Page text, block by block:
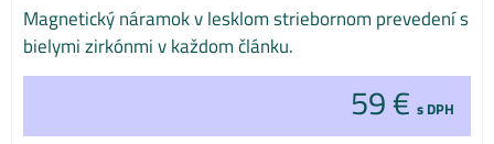
Magnetický náramok v lesklom striebornom prevedení s
bielymi zirkónmi v každom článku.
59 € s DPH